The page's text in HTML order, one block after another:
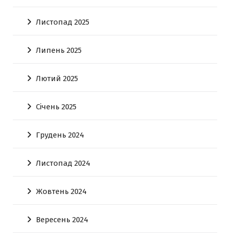
Листопад 2025
Липень 2025
Лютий 2025
Січень 2025
Грудень 2024
Листопад 2024
Жовтень 2024
Вересень 2024